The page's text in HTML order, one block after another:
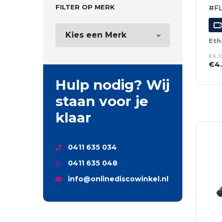
FILTER OP MERK
Hulp nodig? Wij
staan voor je
klaar
0411 635 034
0411 635 048
info@onlinediscowinkel.nl
€
€